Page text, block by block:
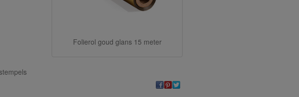
Folierol goud glans 15 meter